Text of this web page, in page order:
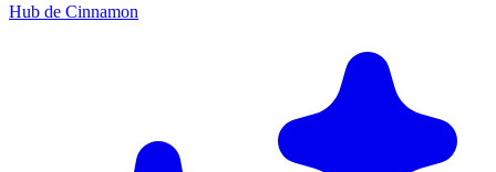
Hub de Cinnamon